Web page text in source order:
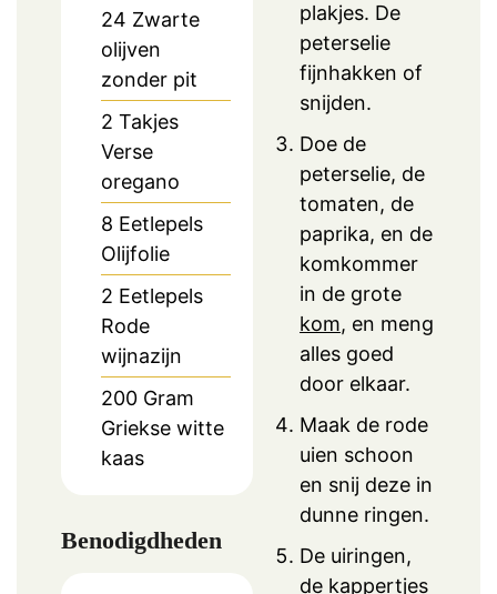
24 Zwarte
olijven
zonder pit
2 Takjes
Verse
oregano
8 Eetlepels
Olijfolie
2 Eetlepels
Rode
wijnazijn
200 Gram
Griekse witte
kaas
Benodigdheden
plakjes. De
peterselie
fijnhakken of
snijden.
Doe de
peterselie, de
tomaten, de
paprika, en de
komkommer
in de grote
kom, en meng
alles goed
door elkaar.
Maak de rode
uien schoon
en snij deze in
dunne ringen.
De uiringen,
de kappertjes